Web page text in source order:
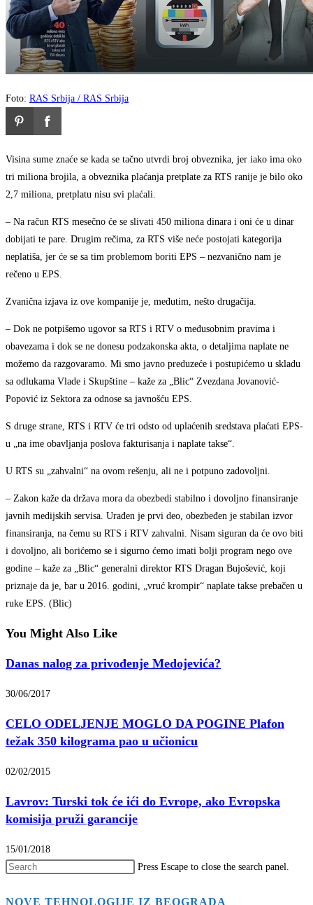
Foto: RAS Srbija / RAS Srbija
Visina sume znaće se kada se tačno utvrdi broj obveznika, jer iako ima oko
tri miliona brojila, a obveznika plaćanja pretplate za RTS ranije je bilo oko
2,7 miliona, pretplatu nisu svi plaćali.
– Na račun RTS mesečno će se slivati 450 miliona dinara i oni će u dinar
dobijati te pare. Drugim rečima, za RTS više neće postojati kategorija
neplatiša, jer će se sa tim problemom boriti EPS – nezvanično nam je
rečeno u EPS.
Zvanična izjava iz ove kompanije je, međutim, nešto drugačija.
– Dok ne potpišemo ugovor sa RTS i RTV o međusobnim pravima i
obavezama i dok se ne donesu podzakonska akta, o detaljima naplate ne
možemo da razgovaramo. Mi smo javno preduzeće i postupićemo u skladu
sa odlukama Vlade i Skupštine – kaže za „Blic“ Zvezdana Jovanović-
Popović iz Sektora za odnose sa javnošću EPS.
S druge strane, RTS i RTV će tri odsto od uplaćenih sredstava plaćati EPS-
u „na ime obavljanja poslova fakturisanja i naplate takse“.
U RTS su „zahvalni“ na ovom rešenju, ali ne i potpuno zadovoljni.
– Zakon kaže da država mora da obezbedi stabilno i dovoljno finansiranje
javnih medijskih servisa. Urađen je prvi deo, obezbeđen je stabilan izvor
finansiranja, na čemu su RTS i RTV zahvalni. Nisam siguran da će ovo biti
i dovoljno, ali borićemo se i sigurno ćemo imati bolji program nego ove
godine – kaže za „Blic“ generalni direktor RTS Dragan Bujošević, koji
priznaje da je, bar u 2016. godini, „vruć krompir“ naplate takse prebačen u
ruke EPS. (Blic)
You Might Also Like
Danas nalog za privođenje Medojevića?
30/06/2017
CELO ODELJENJE MOGLO DA POGINE Plafon
težak 350 kilograma pao u učionicu
02/02/2015
Lavrov: Turski tok će ići do Evrope, ako Evropska
komisija pruži garancije
15/01/2018
Press Escape to close the search panel.
NOVE TEHNOLOGIJE IZ BEOGRADA